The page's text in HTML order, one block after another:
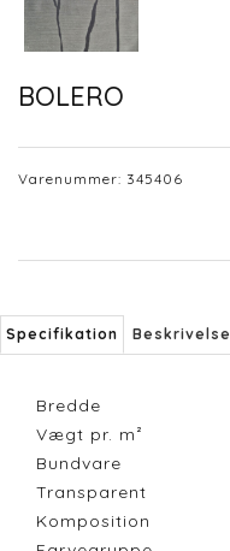
BOLERO
Varenummer: 345406
Specifikation Beskrivelse
Bredde
Vægt pr. m²
Bundvare
Transparent
Komposition